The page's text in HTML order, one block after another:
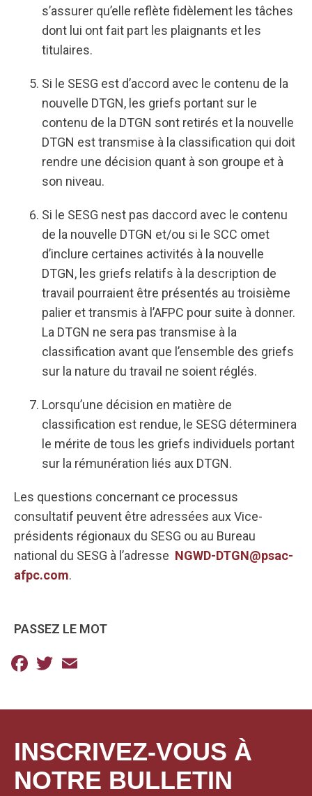
s’assurer qu’elle reflète fidèlement les tâches
dont lui ont fait part les plaignants et les
titulaires.
Si le SESG est d’accord avec le contenu de la
nouvelle DTGN, les griefs portant sur le
contenu de la DTGN sont retirés et la nouvelle
DTGN est transmise à la classification qui doit
rendre une décision quant à son groupe et à
son niveau.
Si le SESG nest pas daccord avec le contenu
de la nouvelle DTGN et/ou si le SCC omet
d’inclure certaines activités à la nouvelle
DTGN, les griefs relatifs à la description de
travail pourraient être présentés au troisième
palier et transmis à l’AFPC pour suite à donner.
La DTGN ne sera pas transmise à la
classification avant que l’ensemble des griefs
sur la nature du travail ne soient réglés.
Lorsqu’une décision en matière de
classification est rendue, le SESG déterminera
le mérite de tous les griefs individuels portant
sur la rémunération liés aux DTGN.
Les questions concernant ce processus
consultatif peuvent être adressées aux Vice-
présidents régionaux du SESG ou au Bureau
national du SESG à l’adresse NGWD-DTGN@psac-
afpc.com.
PASSEZ LE MOT
Facebook
Twitter
INSCRIVEZ-VOUS À
NOTRE BULLETIN